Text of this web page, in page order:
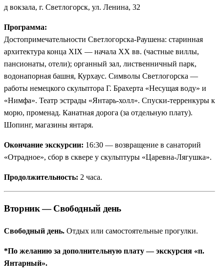
д вокзала, г. Светлогорск, ул. Ленина, 32
Программа:
Достопримечательности Светлогорска-Раушена: старинная
архитектура конца XIX — начала XX вв. (частные виллы,
пансионаты, отели); органный зал, лиственничный парк,
водонапорная башня, Курхаус. Символы Светлогорска —
работы немецкого скульптора Г. Брахерта «Несущая воду» и
«Нимфа». Театр эстрады «Янтарь-холл». Спуски-терренкуры к
морю, променад. Канатная дорога (за отдельную плату).
Шопинг, магазины янтаря.
Окончание экскурсии: 16:30 — возвращение в санаторий
«Отрадное», сбор в сквере у скульптуры «Царевна-Лягушка».
Продолжительность: 2 часа.
Вторник — Свободный день
Свободный день. Отдых или самостоятельные прогулки.
*По желанию за дополнительную плату — экскурсия «п.
Янтарный».